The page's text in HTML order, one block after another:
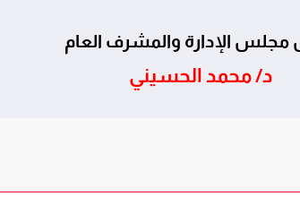
مجلس الإدارة والمشرف العام
د/ محمد الحسيني